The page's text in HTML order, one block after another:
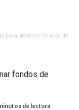
para destinar fondos de
fondos de
de lectura